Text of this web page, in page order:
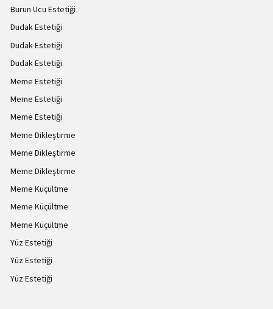
Burun Ucu Estetiği
Dudak Estetiği
Dudak Estetiği
Dudak Estetiği
Meme Estetiği
Meme Estetiği
Meme Estetiği
Meme Dikleştirme
Meme Dikleştirme
Meme Dikleştirme
Meme Küçültme
Meme Küçültme
Meme Küçültme
Yüz Estetiği
Yüz Estetiği
Yüz Estetiği